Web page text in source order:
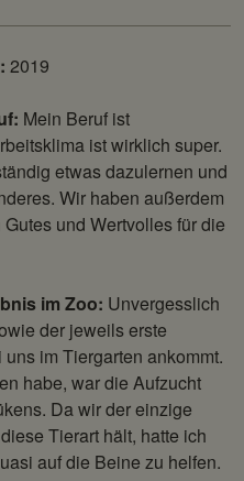
2019
Mein Beruf ist
ist wirklich super.
etwas dazulernen und
Wir haben außerdem
und Wertvolles für die
im Zoo: Unvergesslich
der jeweils erste
im Tiergarten ankommt.
habe, war die Aufzucht
Da wir der einzige
Tierart hält, hatte ich
auf die Beine zu helfen.